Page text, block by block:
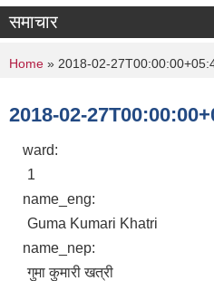
समाचार
You are here
Home » 2018-02-
2018-02-
ward:
1
name_eng:
Guma Kumari Khatri
name_nep:
गुमा कुमारी खत्री